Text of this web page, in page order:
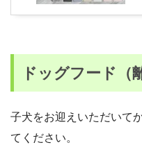
ドッグフード（
子犬をお迎えいただいて
てください。